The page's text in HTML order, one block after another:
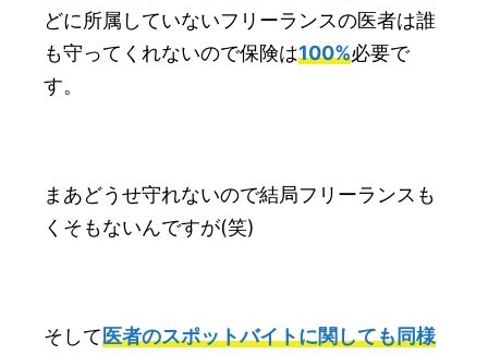
どに所属していないフリーランスの医者は誰
も守ってくれないので保険は100%必要で
す。
まあどうせ守れないので結局フリーランスも
くそもないんですが(笑)
そして医者のスポットバイトに関しても同様